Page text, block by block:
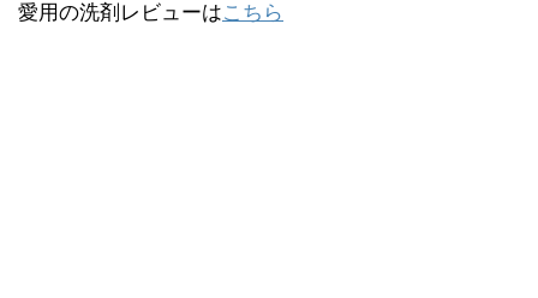
愛用の洗剤レビューはこちら